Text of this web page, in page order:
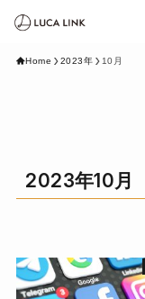
Home 2023年 10月
2023年10月